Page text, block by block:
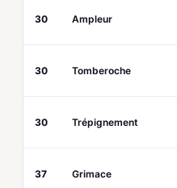
30 Ampleur
30 Tomberoche
30 Trépignement
37 Grimace